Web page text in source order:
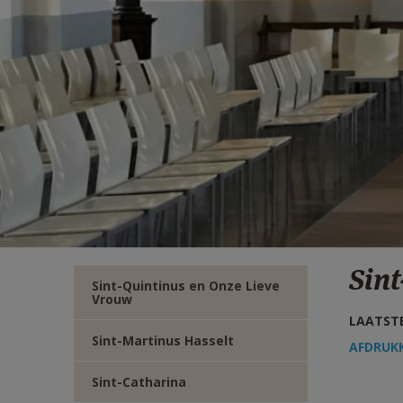
TWITTER
DEEL
VIA
Sint-Quintinus en Onze Lieve
Vrouw
Sint-Martinus Hasselt
Sint-Catharina